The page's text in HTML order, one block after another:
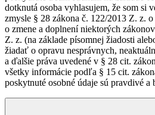
dotknutá osoba vyhlasujem, že som si
zmysle § 28 zákona č. 122/2013 Z. z.
o zmene a doplnení niektorých
Z. z. (na základe písomnej žiadosti
žiadať o opravu nesprávnych,
a ďalšie práva uvedené v § 28 cit.
všetky informácie podľa § 15 cit.
poskytnuté osobné údaje sú pravdivé a